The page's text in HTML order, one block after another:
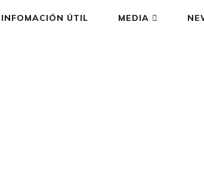
INFOMACIÓN ÚTIL MEDIA